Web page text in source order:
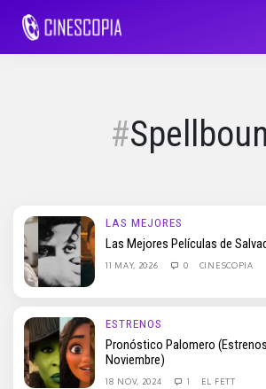
LAS MEJORES
Las Mejores Películas de
11 MAY, 2026 0 CINESCOPIA
ESTRENOS
Pronóstico Palomero
Noviembre)
18 NOV, 2024 1 EL FETT